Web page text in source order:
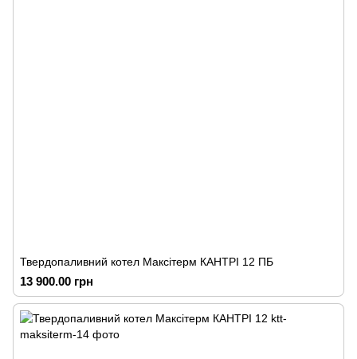
Твердопаливний котел Максітерм КАНТРІ 12 ПБ
13 900.00 грн